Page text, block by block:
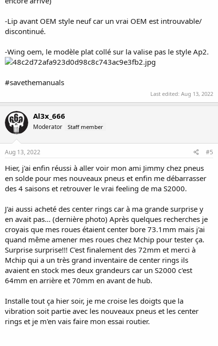
-Lip avant OEM style neuf car un vrai OEM est introuvable/
discontinué.
-Wing oem, le modèle plat collé sur la valise pas le style Ap2.
#savethemanuals
Last edited: Aug 13, 2022
Al3x_666
Moderator Staff member
Aug 13, 2022 #5
Hier, j'ai enfin réussi à aller voir mon ami Jimmy chez pneus
en solde pour mes nouveaux pneus et enfin me débarrasser
des 4 saisons et retrouver le vrai feeling de ma S2000.
J'ai aussi acheté des center rings car à ma grande surprise y
en avait pas... (dernière photo) Après quelques recherches je
croyais que mes roues étaient center bore 73.1mm mais j'ai
quand même amener mes roues chez Mchip pour tester ça.
Surprise surprise!!! C'est finalement des 72mm et merci à
Mchip qui a un très grand inventaire de center rings ils
avaient en stock mes deux grandeurs car un S2000 c'est
64mm en arrière et 70mm en avant de hub.
Installe tout ça hier soir, je me croise les doigts que la
vibration soit partie avec les nouveaux pneus et les center
rings et je m'en vais faire mon essai routier.